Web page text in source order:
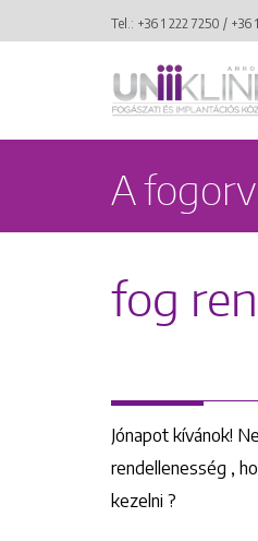
Tel.: +36 1 222 7250 / +36
A
fog
Jónapot kívánok!
rendellenesség ,
kezelni ?